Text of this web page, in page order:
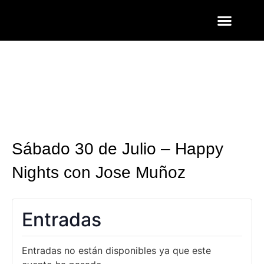
Sábado 30 de Julio – Happy
Nights con Jose Muñoz
Entradas
Entradas no están disponibles ya que este